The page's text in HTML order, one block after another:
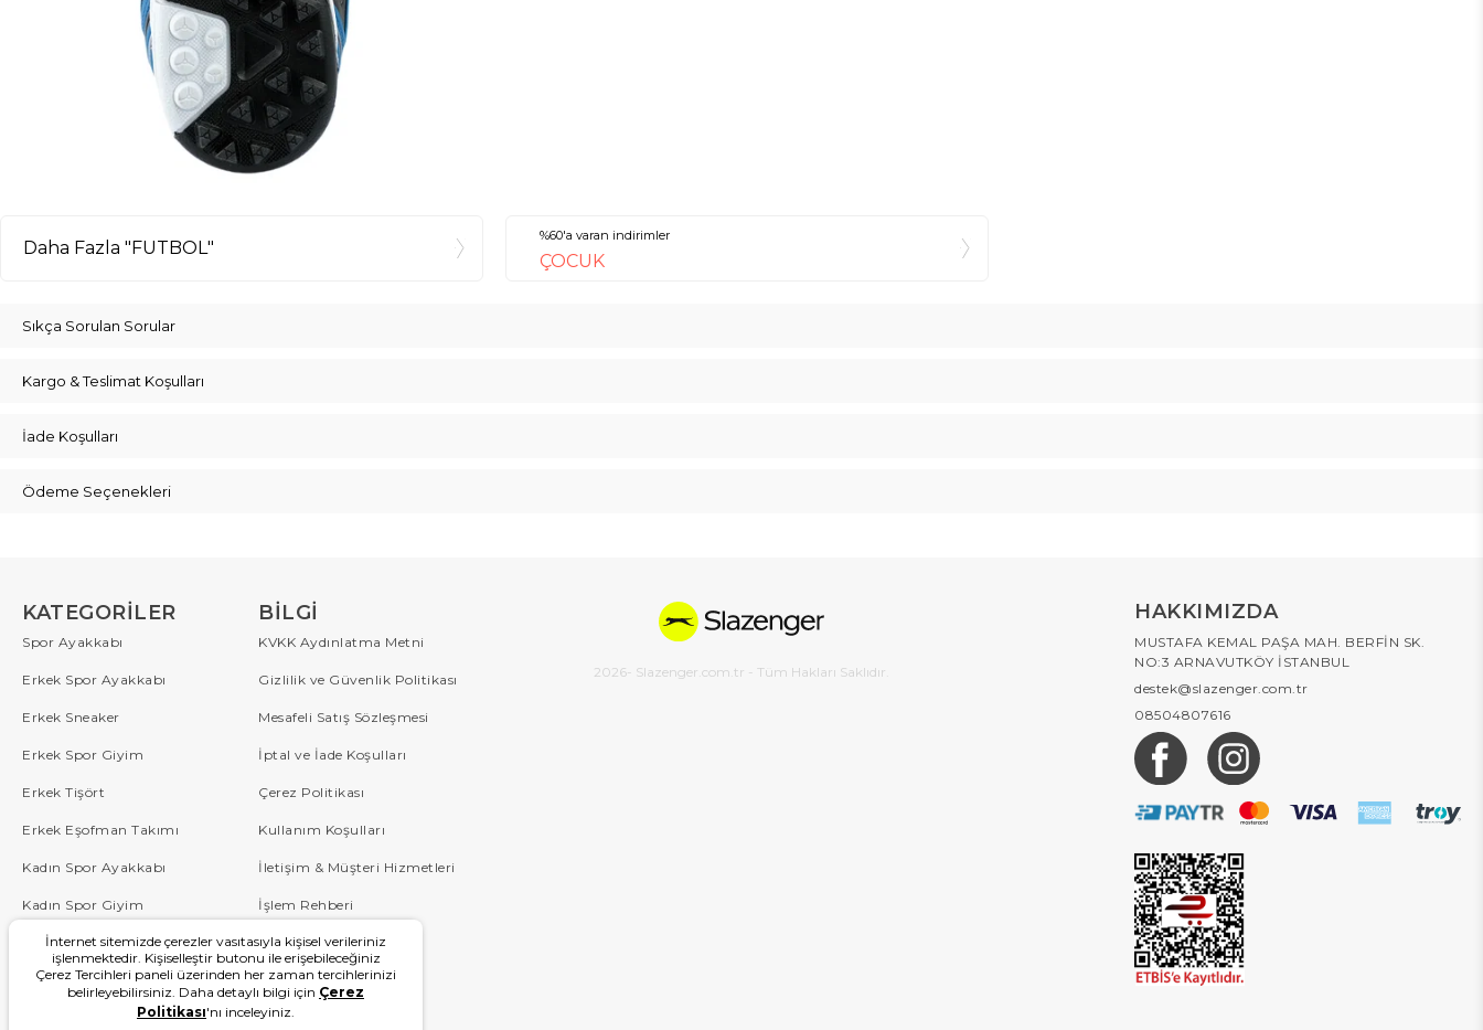
Daha Fazla "FUTBOL"
%60'a varan indirimler
ÇOCUK
Sıkça Sorulan Sorular
Kargo & Teslimat Koşulları
İade Koşulları
Ödeme Seçenekleri
KATEGORILER
Spor Ayakkabı
Erkek Spor Ayakkabı
Erkek Sneaker
Erkek Spor Giyim
Erkek Tişört
Erkek Eşofman Takımı
Kadın Spor Ayakkabı
Kadın Spor Giyim
Çocuk
Blog
BILGI
KVKK Aydınlatma Metni
Gizlilik ve Güvenlik Politikası
Mesafeli Satış Sözleşmesi
İptal ve İade Koşulları
Çerez Politikası
Kullanım Koşulları
İletişim & Müşteri Hizmetleri
İşlem Rehberi
Sipariş Takip
Sıkça Sorulan Sorular
Kampanyalar
2026- Slazenger.com.tr - Tüm Hakları Saklıdır.
HAKKIMIZDA
MUSTAFA KEMAL PAŞA MAH. BERFİN SK.
NO:3 ARNAVUTKÖY İSTANBUL
destek@slazenger.com.tr
08504807616
İnternet sitemizde çerezler vasıtasıyla kişisel verileriniz
işlenmektedir. Kişiselleştir butonu ile erişebileceğiniz
Çerez Tercihleri paneli üzerinden her zaman tercihlerinizi
belirleyebilirsiniz. Daha detaylı bilgi için Çerez
Politikası'nı inceleyiniz.